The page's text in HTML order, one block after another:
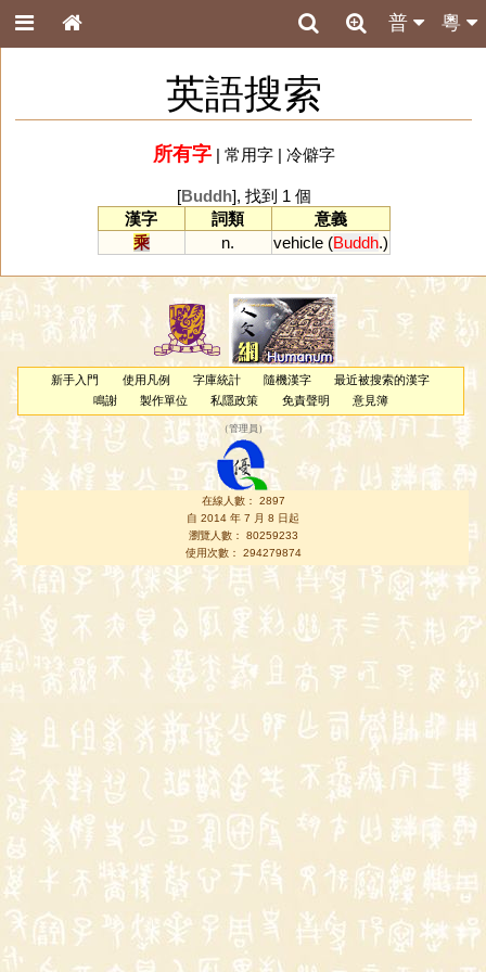
粵
普
英語搜索
所有字| 常用字| 冷僻字
[Buddh], 找到 1 個
漢字
詞類
意義
乘
n. vehicle(Buddh.)
新手入門 使用凡例 字庫統計 隨機漢字
最近被搜索的漢字
鳴謝
製作單位 私隱政策 免責聲明 意見簿
（管理員 ）
在線人數： 2897
自 2014 年 7 月 8 日起
瀏覽人數： 80259233
使用次數： 294279874